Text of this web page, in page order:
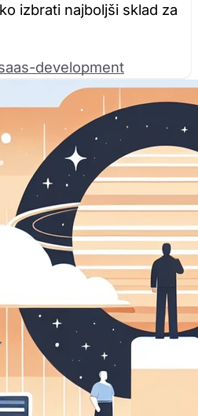
izbrati najboljši sklad za
development